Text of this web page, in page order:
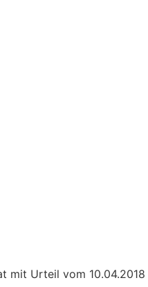
Urteil vom 10.04.2018